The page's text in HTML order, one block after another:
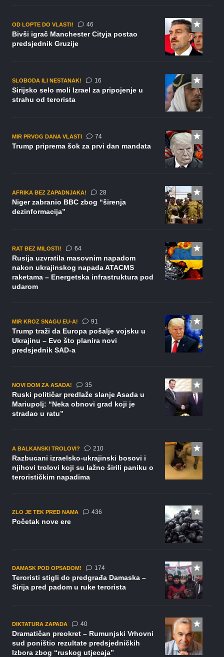
OD LOPTE DO VLASTI! 46komentara
Bivši igrač Manchester Cityja postao
predsjednik Gruzije
SLOBODA ILI NESTANAK! 16komentara
Sirijsko selo moli Izrael za pripojenje u
strahu od terorista
MIR PRVOG DANA VLASTI 74komentara
Trump priprema šok za prvi dan mandata
AFRIKA BEZ ZAPADNJAKA! 28komentara
Niger zabranio BBC zbog “širenja
dezinformacija”
RAT BEZ MILOSTI! 64komentara
Rusija uzvratila masovnim napadom
nakon ukrajinskog napada ATACMS
raketama – Energetska infrastruktura pod
udarom
MIR KROZ SNAGU EU-A! 91
Trump traži da Europa pošalje vojsku u
Ukrajinu – Evo što planira novi
predsjednik SAD-a
NOVI DOM ZA ASADA! 35komentara
Ruski političar predlaže slanje Asada u
Mariupolj: “Neka obnovi grad koji je
stradao u ratu”
A BALKANSKI TROLOVI? 210komentara
Razbucani izraelsko-ukrajinski bosovi i
njihovi trolovi koji su lažno širili paniku o
terorističkim napadima
ZLO JE TEK PRED NAMA 436komentara
Početak nove ere
DAMASK POD OPSADOM! 174komentara
Teroristi stigli do predgrađa Damaska –
Sirija pred padom u ruke terorista
DIKTATURA ZAPADA 40komentara
Dramatičan preokret – Rumunjski Vrhovni
sud poništio rezultate predsjedničkih
Izbora zbog “ruskog utjecaja”